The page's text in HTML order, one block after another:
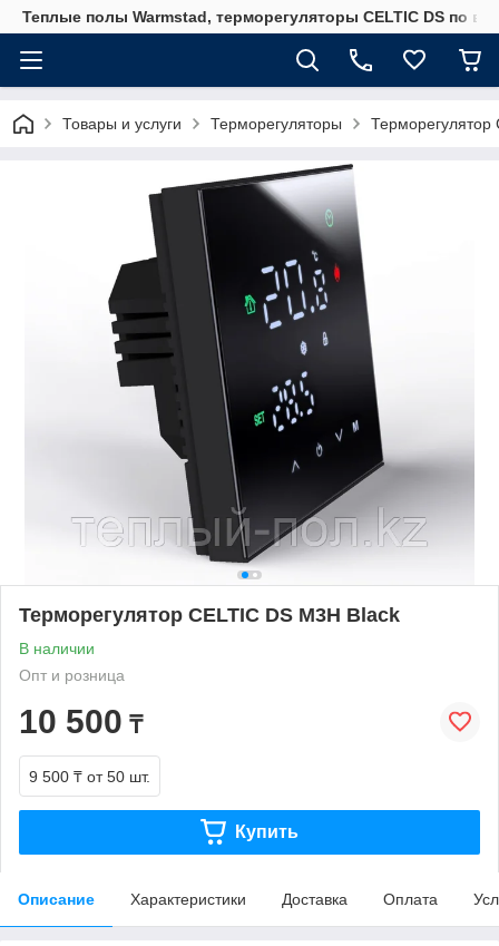
Теплые полы Warmstad, терморегуляторы CELTIC DS по
Товары и услуги Терморегуляторы Терморегулятор
Терморегулятор CELTIC DS M3H Black
В наличии
Опт и розница
10 500 ₸
9 500 ₸ от 50 шт.
Купить
Описание Характеристики Доставка Оплата